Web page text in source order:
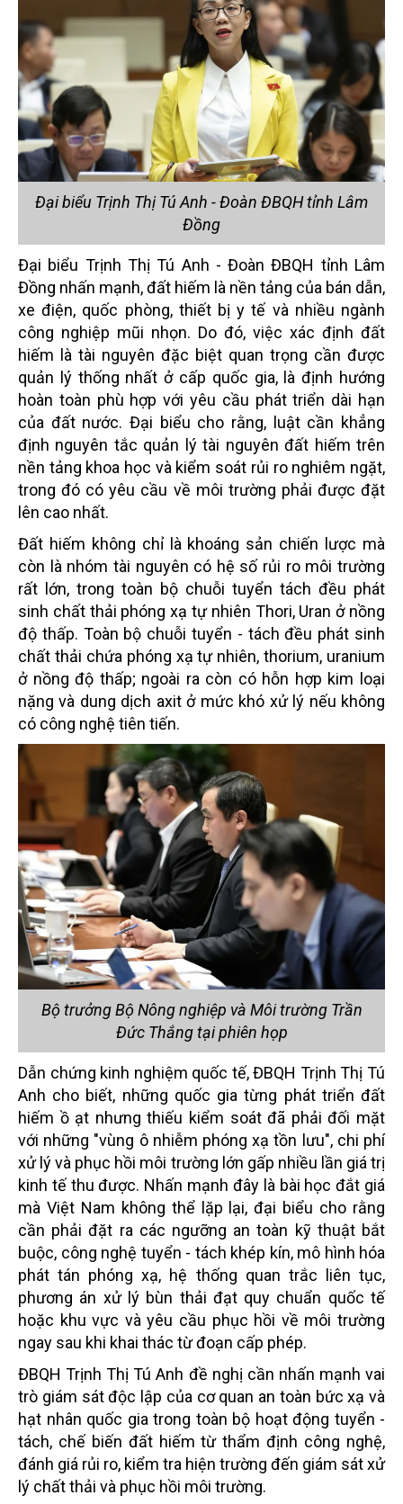
Đại biểu Trịnh Thị Tú Anh - Đoàn ĐBQH tỉnh Lâm
Đồng
Đại biểu Trịnh Thị Tú Anh - Đoàn ĐBQH tỉnh Lâm
Đồng nhấn mạnh, đất hiếm là nền tảng của bán dẫn,
xe điện, quốc phòng, thiết bị y tế và nhiều ngành
công nghiệp mũi nhọn. Do đó, việc xác định đất
hiếm là tài nguyên đặc biệt quan trọng cần được
quản lý thống nhất ở cấp quốc gia, là định hướng
hoàn toàn phù hợp với yêu cầu phát triển dài hạn
của đất nước. Đại biểu cho rằng, luật cần khẳng
định nguyên tắc quản lý tài nguyên đất hiếm trên
nền tảng khoa học và kiểm soát rủi ro nghiêm ngặt,
trong đó có yêu cầu về môi trường phải được đặt
lên cao nhất.
Đất hiếm không chỉ là khoáng sản chiến lược mà
còn là nhóm tài nguyên có hệ số rủi ro môi trường
rất lớn, trong toàn bộ chuỗi tuyển tách đều phát
sinh chất thải phóng xạ tự nhiên Thori, Uran ở nồng
độ thấp. Toàn bộ chuỗi tuyển - tách đều phát sinh
chất thải chứa phóng xạ tự nhiên, thorium, uranium
ở nồng độ thấp; ngoài ra còn có hỗn hợp kim loại
nặng và dung dịch axit ở mức khó xử lý nếu không
có công nghệ tiên tiến.
Bộ trưởng Bộ Nông nghiệp và Môi trường Trần
Đức Thắng tại phiên họp
Dẫn chứng kinh nghiệm quốc tế, ĐBQH Trịnh Thị Tú
Anh cho biết, những quốc gia từng phát triển đất
hiếm ồ ạt nhưng thiếu kiểm soát đã phải đối mặt
với những "vùng ô nhiễm phóng xạ tồn lưu", chi phí
xử lý và phục hồi môi trường lớn gấp nhiều lần giá trị
kinh tế thu được. Nhấn mạnh đây là bài học đắt giá
mà Việt Nam không thể lặp lại, đại biểu cho rằng
cần phải đặt ra các ngưỡng an toàn kỹ thuật bắt
buộc, công nghệ tuyển - tách khép kín, mô hình hóa
phát tán phóng xạ, hệ thống quan trắc liên tục,
phương án xử lý bùn thải đạt quy chuẩn quốc tế
hoặc khu vực và yêu cầu phục hồi về môi trường
ngay sau khi khai thác từ đoạn cấp phép.
ĐBQH Trịnh Thị Tú Anh đề nghị cần nhấn mạnh vai
trò giám sát độc lập của cơ quan an toàn bức xạ và
hạt nhân quốc gia trong toàn bộ hoạt động tuyển -
tách, chế biến đất hiếm từ thẩm định công nghệ,
đánh giá rủi ro, kiểm tra hiện trường đến giám sát xử
lý chất thải và phục hồi môi trường.